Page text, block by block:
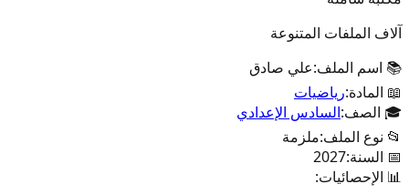
آلاف الملفات المتنوعة
📚 اسم الملف:علي صادق
📖 المادة:رياضيات
🎓 الصف:السادس الإعدادي
📂 نوع الملف:ملزمة
📅 السنة:2027
📊 الإحصائيات: